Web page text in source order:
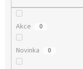
Akce 0
Novinka 0